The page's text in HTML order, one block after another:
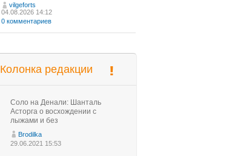
vilgeforts
04.08.2026 14:12
0 комментариев
Колонка редакции
Соло на Денали: Шанталь
Асторга о восхождении с
лыжами и без
Brodilka
29.06.2021 15:53